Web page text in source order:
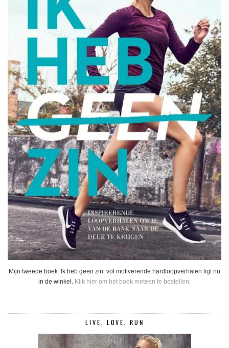
Mijn tweede boek ‘Ik heb geen zin’ vol motiverende hardloopverhalen ligt nu
in de winkel. Klik hier om het boek meteen te bestellen.
LIVE, LOVE, RUN